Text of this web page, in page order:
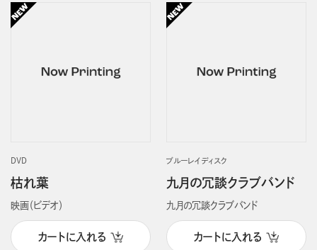
DVD
枯れ葉
映画（ビデオ）
カートに入れる
ブルーレイディスク
九月の冗談クラブバンド
九月の冗談クラブバンド
カートに入れる